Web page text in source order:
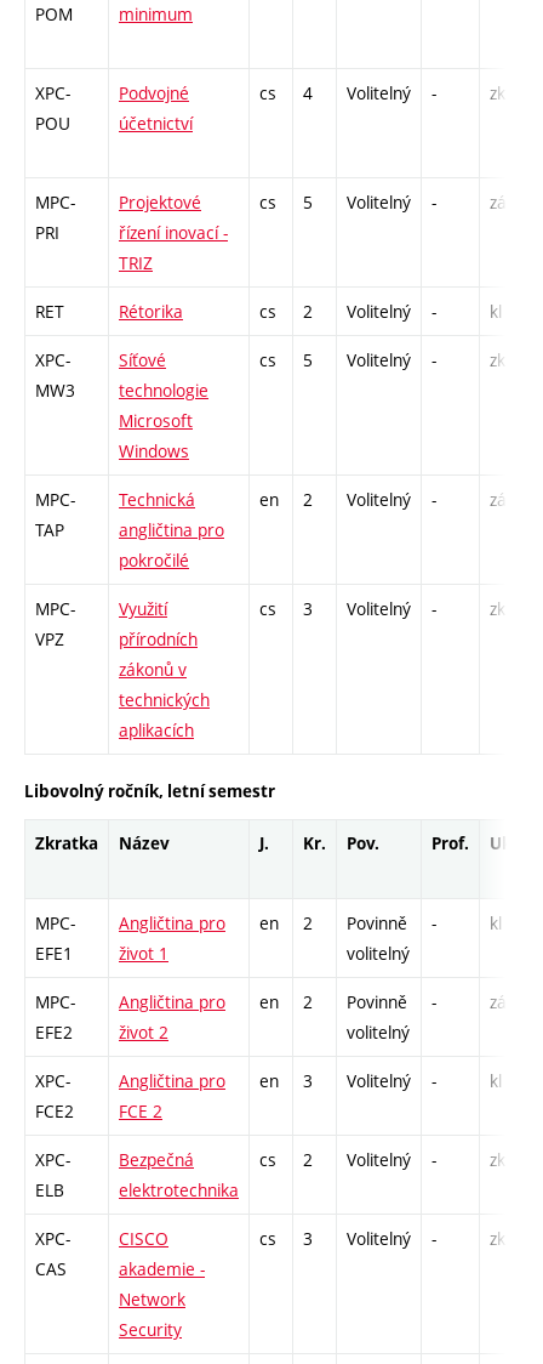
POM minimum
XPC-
POU
Podvojné
účetnictví
cs 4 Volitelný - zk
MPC-
PRI
Projektové
řízení inovací -
TRIZ
cs 5 Volitelný - zá,zk
RET Rétorika cs 2 Volitelný - kl
XPC-
MW3
Síťové
technologie
Microsoft
Windows
cs 5 Volitelný - zk
MPC-
TAP
Technická
angličtina pro
pokročilé
en 2 Volitelný - zá,zk
MPC-
VPZ
Využití
přírodních
zákonů v
technických
aplikacích
cs 3 Volitelný - zk
Libovolný ročník, letní semestr
Zkratka Název J. Kr. Pov. Prof. Uk.
MPC-
EFE1
Angličtina pro
život 1
en 2
Povinně
volitelný
- kl
MPC-
EFE2
Angličtina pro
život 2
en 2
Povinně
volitelný
- zá,zk
XPC-
FCE2
Angličtina pro
FCE 2
en 3 Volitelný - kl
XPC-
ELB
Bezpečná
elektrotechnika
cs 2 Volitelný - zk
XPC-
CAS
CISCO
akademie -
Network
Security
cs 3 Volitelný - zk